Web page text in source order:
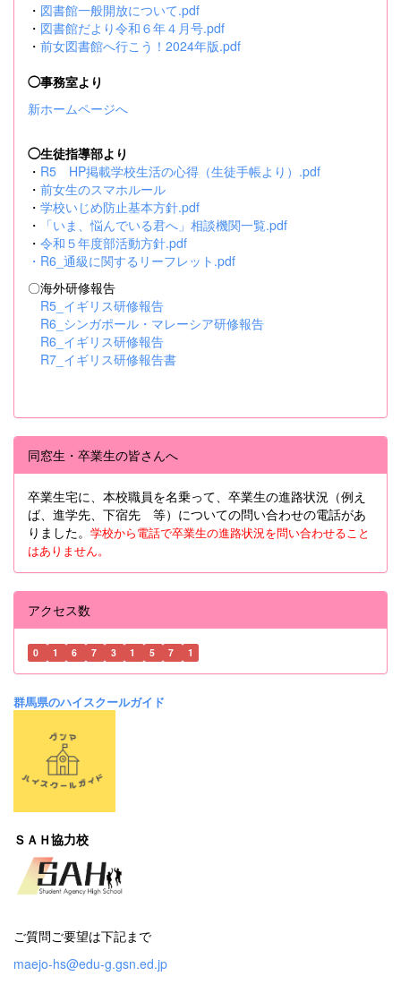
・ 図書館一般開放について.pdf
・ 図書館だより令和６年４月号.pdf
・ 前女図書館へ行こう！2024年版.pdf
◯事務室より
新ホームページへ
◯生徒指導部より
・ R5 HP掲載学校生活の心得（生徒手帳より）.pdf
・ 前女生のスマホルール
・ 学校いじめ防止基本方針.pdf
・
「いま、悩んでいる君へ」相談機関一覧.pdf
・ 令和５年度部活動方針.pdf
・ R6_通級に関するリーフレット.pdf
〇海外研修報告
R5_イギリス研修報告
R6_シンガポール・マレーシア研修報告
R6_イギリス研修報告
R7_イギリス研修報告書
同窓生・卒業生の皆さんへ
卒業生宅に、本校職員を名乗って、卒業生の進路状況（例え
ば、進学先、下宿先 等）についての問い合わせの電話があ
りました。 学校から電話で卒業生の進路状況を問い合わせること
はありません。
アクセス数
0 1 6 7 3 1 5 7 1
群馬県のハイスクールガイド
ＳＡＨ協力校
ご質問ご要望は下記まで
maejo-hs@edu-g.gsn.ed.jp